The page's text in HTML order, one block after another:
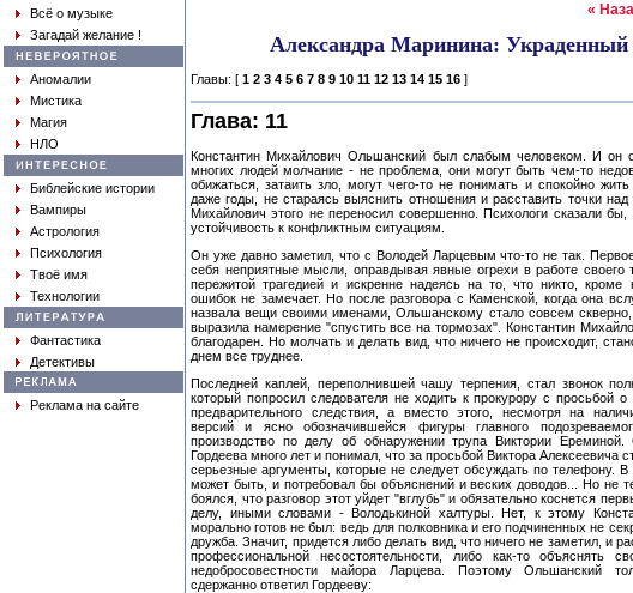
Всё о музыке
Загадай желание !
Аномалии
Мистика
Магия
НЛО
Библейские истории
Вампиры
Астрология
Психология
Твоё имя
Технологии
Фантастика
Детективы
Реклама на сайте
«
Александра Маринина: Украденный
Главы: [ 1 2 3 4 5 6 7 8 9 10 11 12 13 14 15 16 ]
Глава: 11
Константин Михайлович Ольшанский был слабым человеком. И он
многих людей молчание - не проблема, они могут быть чем-то
обижаться, затаить зло, могут чего-то не понимать и спокойно
даже годы, не стараясь выяснить отношения и расставить точки
Михайлович этого не переносил совершенно. Психологи сказали бы,
устойчивость к конфликтным ситуациям.
Он уже давно заметил, что с Володей Ларцевым что-то не так.
себя неприятные мысли, оправдывая явные огрехи в работе своего
пережитой трагедией и искренне надеясь на то, что никто, кроме
ошибок не замечает. Но после разговора с Каменской, когда она
назвала вещи своими именами, Ольшанскому стало совсем скверно,
выразила намерение "спустить все на тормозах". Константин
благодарен. Но молчать и делать вид, что ничего не происходит,
днем все труднее.
Последней каплей, переполнившей чашу терпения, стал звонок
который попросил следователя не ходить к прокурору с просьбой о
предварительного следствия, а вместо этого, несмотря на
версий и ясно обозначившейся фигуры главного
производство по делу об обнаружении трупа Виктории
Гордеева много лет и понимал, что за просьбой Виктора Алексеевича
серьезные аргументы, которые не следует обсуждать по телефону. В
может быть, и потребовал бы объяснений и веских доводов... Но не
боялся, что разговор этот уйдет "вглубь" и обязательно коснется
делу, иными словами - Володькиной халтуры. Нет, к этому
морально готов не был: ведь для полковника и его подчиненных не
дружба. Значит, придется либо делать вид, что ничего не заметил, и
профессиональной несостоятельности, либо как-то объяснять
недобросовестности майора Ларцева. Поэтому Ольшанский
сдержанно ответил Гордееву: